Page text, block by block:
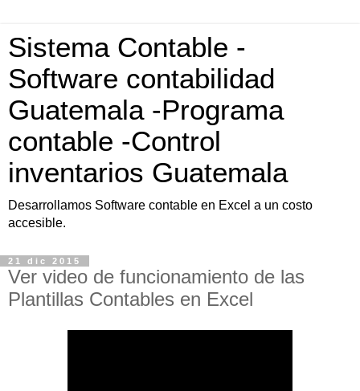
Sistema Contable -
Software contabilidad
Guatemala -Programa
contable -Control
inventarios Guatemala
Desarrollamos Software contable en Excel a un costo
accesible.
21 dic 2015
Ver video de funcionamiento de las
Plantillas Contables en Excel